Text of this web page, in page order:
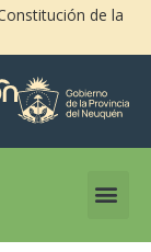
de la